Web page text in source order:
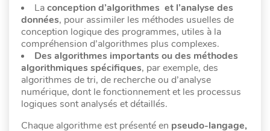
Laconception d’algorithmes et l’analyse des
données, pour assimiler les méthodes usuelles de
conception logique des programmes, utiles à la
compréhension d’algorithmes plus complexes.
Des algorithmes importants ou des méthodes
algorithmiques spécifiques, par exemple, des
algorithmes de tri, de recherche ou d’analyse
numérique, dont le fonctionnement et les processus
logiques sont analysés et détaillés.
Chaque algorithme est présenté en pseudo-langage,